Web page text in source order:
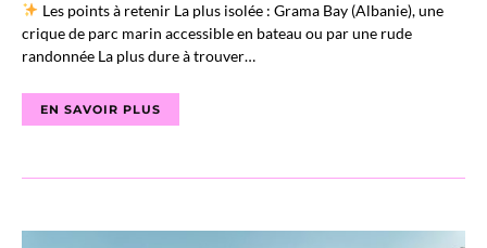
Les points à retenir La plus isolée : Grama Bay (Albanie), une
crique de parc marin accessible en bateau ou par une rude
randonnée La plus dure à trouver…
EN SAVOIR PLUS